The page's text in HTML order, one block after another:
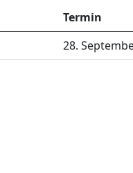
Termin
28.